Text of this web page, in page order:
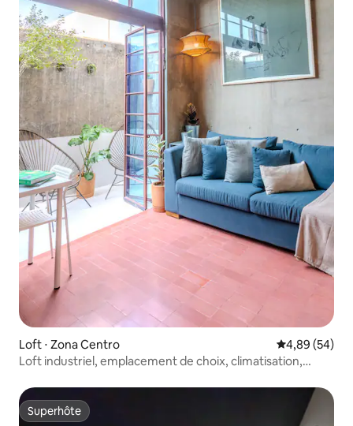
Loft ⋅ Zona Centro Évaluation
4,89 (54)
Loft industriel, emplacement de choix, climatisation,
Superhôte
Superhôte